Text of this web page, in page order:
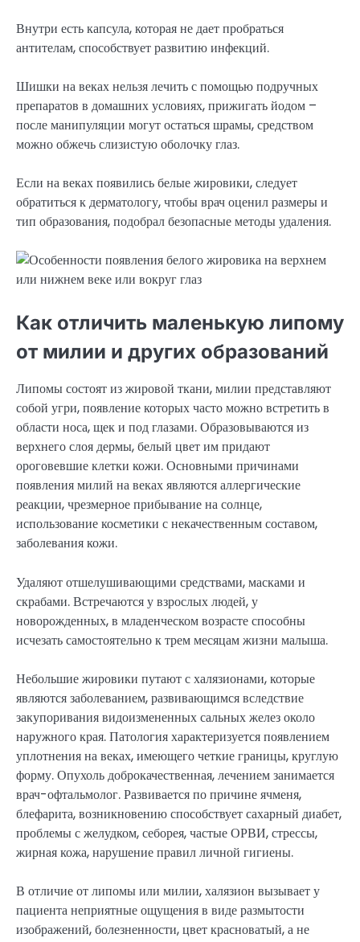
Внутри есть капсула, которая не дает пробраться
антителам, способствует развитию инфекций.
Шишки на веках нельзя лечить с помощью подручных
препаратов в домашних условиях, прижигать йодом –
после манипуляции могут остаться шрамы, средством
можно обжечь слизистую оболочку глаз.
Если на веках появились белые жировики, следует
обратиться к дерматологу, чтобы врач оценил размеры и
тип образования, подобрал безопасные методы удаления.
Как отличить маленькую липому
от милии и других образований
Липомы состоят из жировой ткани, милии представляют
собой угри, появление которых часто можно встретить в
области носа, щек и под глазами. Образовываются из
верхнего слоя дермы, белый цвет им придают
ороговевшие клетки кожи. Основными причинами
появления милий на веках являются аллергические
реакции, чрезмерное прибывание на солнце,
использование косметики с некачественным составом,
заболевания кожи.
Удаляют отшелушивающими средствами, масками и
скрабами. Встречаются у взрослых людей, у
новорожденных, в младенческом возрасте способны
исчезать самостоятельно к трем месяцам жизни малыша.
Небольшие жировики путают с халязионами, которые
являются заболеванием, развивающимся вследствие
закупоривания видоизмененных сальных желез около
наружного края. Патология характеризуется появлением
уплотнения на веках, имеющего четкие границы, круглую
форму. Опухоль доброкачественная, лечением занимается
врач-офтальмолог. Развивается по причине ячменя,
блефарита, возникновению способствует сахарный диабет,
проблемы с желудком, себорея, частые ОРВИ, стрессы,
жирная кожа, нарушение правил личной гигиены.
В отличие от липомы или милии, халязион вызывает у
пациента неприятные ощущения в виде размытости
изображений, болезненности, цвет красноватый, а не